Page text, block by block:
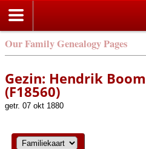
Our Family Genealogy Pages
Gezin: Hendrik
(F18560)
getr. 07 okt 1880